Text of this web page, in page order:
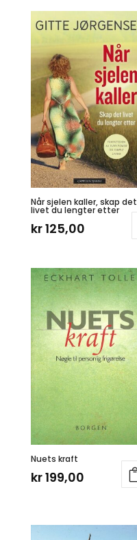
Når sjelen kaller, skap det
livet du lengter etter
kr125,00
Nuets kraft
kr199,00